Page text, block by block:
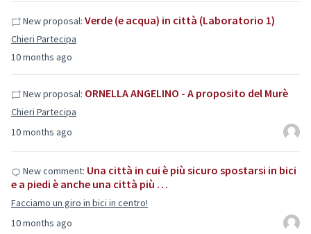
10 months ago
New proposal: Verde (e acqua) in città (Laboratorio 1)
Chieri Partecipa
10 months ago
New proposal: ORNELLA ANGELINO - A proposito del Murè
Chieri Partecipa
10 months ago
New comment: Una città in cui è più sicuro spostarsi in bici
e a piedi è anche una città più …
Facciamo un giro in bici in centro!